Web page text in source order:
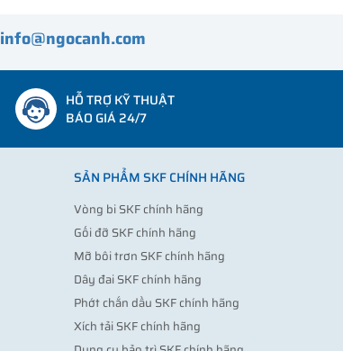
info@ngocanh.com
HỖ TRỢ KỸ THUẬT
BÁO GIÁ 24/7
SẢN PHẨM SKF CHÍNH HÃNG
Vòng bi SKF chính hãng
Gối đỡ SKF chính hãng
Mỡ bôi trơn SKF chính hãng
Dây đai SKF chính hãng
Phớt chắn dầu SKF chính hãng
Xích tải SKF chính hãng